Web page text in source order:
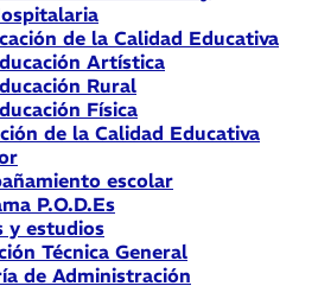
de la Calidad Educativa
Artística
Rural
Física
de la Calidad Educativa
escolar
P.O.D.Es
y estudios
Técnica General
de Administración